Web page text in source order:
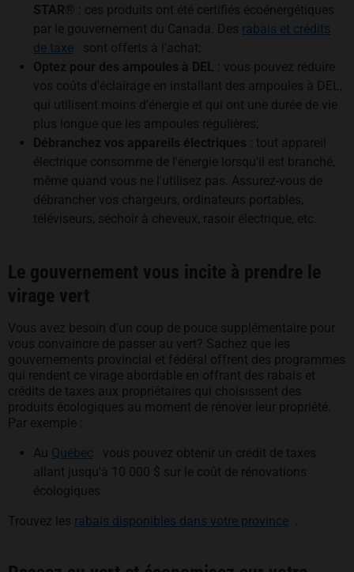
STAR®
: ces produits ont été certifiés écoénergétiques
par le gouvernement du Canada. Des rabais et crédits
de taxes’ouvre dans un nouvel onglet
sont offerts à l'achat;
Optez pour des ampoules à DEL : vous pouvez réduire
vos coûts d'éclairage en installant des ampoules à DEL,
qui utilisent moins d'énergie et qui ont une durée de vie
plus longue que les ampoules régulières;
Débranchez vos appareils électriques : tout appareil
électrique consomme de l'énergie lorsqu'il est branché,
même quand vous ne l'utilisez pas. Assurez-vous de
débrancher vos chargeurs, ordinateurs portables,
téléviseurs, séchoir à cheveux, rasoir électrique, etc.
Le gouvernement vous incite à prendre le
virage vert
Vous avez besoin d'un coup de pouce supplémentaire pour
vous convaincre de passer au vert? Sachez que les
gouvernements provincial et fédéral offrent des programmes
qui rendent ce virage abordable en offrant des rabais et
crédits de taxes aux propriétaires qui choisissent des
produits écologiques au moment de rénover leur propriété.
Par exemple :
Au Québecs’ouvre dans un nouvel onglet
vous pouvez obtenir un crédit de taxes
allant jusqu'à 10 000 $ sur le coût de rénovations
écologiques
Trouvez les rabais disponibles dans votre provinces’ouvre